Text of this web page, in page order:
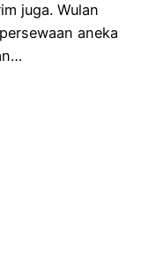
juga. Wulan
aneka